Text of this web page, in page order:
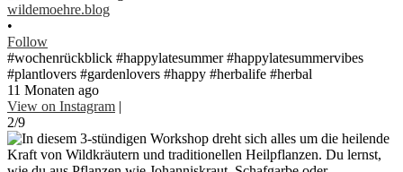
wildemoehre.blog
•
Follow
#wochenrückblick #happylatesummer #happylatesummervibes
#plantlovers #gardenlovers #happy #herbalife #herbal
11 Monaten ago
View on Instagram |
2/9